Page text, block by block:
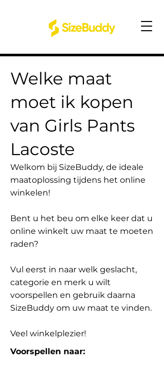
Welke maat
moet ik kopen
van Girls Pants
Lacoste
Welkom bij SizeBuddy, de ideale
maatoplossing tijdens het online
winkelen!
Bent u het beu om elke keer dat u
online winkelt uw maat te moeten
raden?
Vul eerst in naar welk geslacht,
categorie en merk u wilt
voorspellen en gebruik daarna
SizeBuddy om uw maat te vinden.
Veel winkelplezier!
Voorspellen naar: